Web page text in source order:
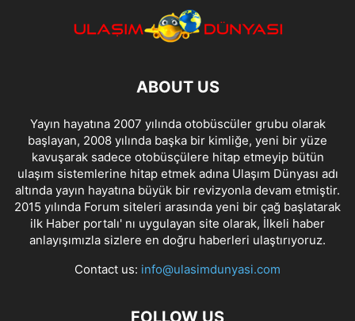
ABOUT US
Yayın hayatına 2007 yılında otobüscüler grubu olarak
başlayan, 2008 yılında başka bir kimliğe, yeni bir yüze
kavuşarak sadece otobüsçülere hitap etmeyip bütün
ulaşım sistemlerine hitap etmek adına Ulaşım Dünyası adı
altında yayın hayatına büyük bir revizyonla devam etmiştir.
2015 yılında Forum siteleri arasında yeni bir çağ başlatarak
ilk Haber portalı' nı uygulayan site olarak, İlkeli haber
anlayışımızla sizlere en doğru haberleri ulaştırıyoruz.
Contact us: info@ulasimdunyasi.com
FOLLOW US